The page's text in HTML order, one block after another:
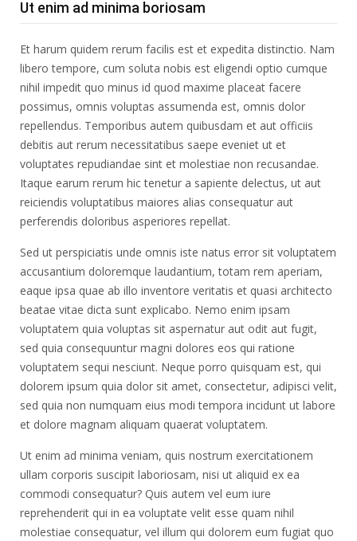
Ut enim ad minima boriosam
Et harum quidem rerum facilis est et expedita distinctio. Nam
libero tempore, cum soluta nobis est eligendi optio cumque
nihil impedit quo minus id quod maxime placeat facere
possimus, omnis voluptas assumenda est, omnis dolor
repellendus. Temporibus autem quibusdam et aut officiis
debitis aut rerum necessitatibus saepe eveniet ut et
voluptates repudiandae sint et molestiae non recusandae.
Itaque earum rerum hic tenetur a sapiente delectus, ut aut
reiciendis voluptatibus maiores alias consequatur aut
perferendis doloribus asperiores repellat.
Sed ut perspiciatis unde omnis iste natus error sit voluptatem
accusantium doloremque laudantium, totam rem aperiam,
eaque ipsa quae ab illo inventore veritatis et quasi architecto
beatae vitae dicta sunt explicabo. Nemo enim ipsam
voluptatem quia voluptas sit aspernatur aut odit aut fugit,
sed quia consequuntur magni dolores eos qui ratione
voluptatem sequi nesciunt. Neque porro quisquam est, qui
dolorem ipsum quia dolor sit amet, consectetur, adipisci velit,
sed quia non numquam eius modi tempora incidunt ut labore
et dolore magnam aliquam quaerat voluptatem.
Ut enim ad minima veniam, quis nostrum exercitationem
ullam corporis suscipit laboriosam, nisi ut aliquid ex ea
commodi consequatur? Quis autem vel eum iure
reprehenderit qui in ea voluptate velit esse quam nihil
molestiae consequatur, vel illum qui dolorem eum fugiat quo